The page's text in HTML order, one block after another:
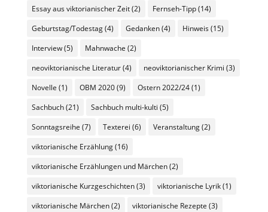
Essay aus viktorianischer Zeit(2) Fernseh-Tipp(14)
Geburtstag/Todestag(4) Gedanken(4) Hinweis(15)
Interview(5) Mahnwache (2)
neoviktorianische Literatur(4) neoviktorianischer Krimi (3)
Novelle (1) OBM 2020(9) Ostern 2022/24(1)
Sachbuch(21) Sachbuch multi-kulti (5)
Sonntagsreihe (7) Texterei (6) Veranstaltung(2)
viktorianische Erzählung(16)
viktorianische Erzählungen und Märchen(2)
viktorianische Kurzgeschichten(3) viktorianische Lyrik(1)
viktorianische Märchen(2) viktorianische Rezepte (3)